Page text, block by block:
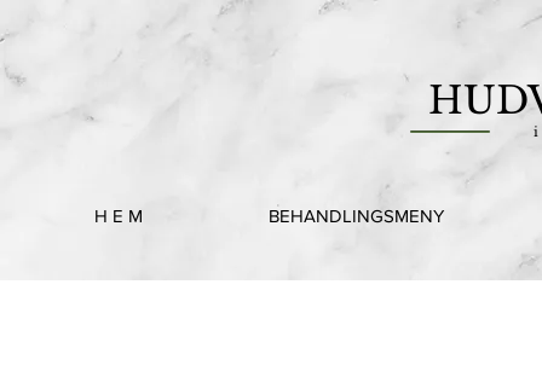
i
H E M BEHANDLINGSMENY